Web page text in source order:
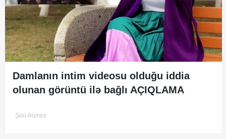
Damlanın intim videosu olduğu iddia
olunan görüntü ilə bağlı AÇIQLAMA
Şou-biznes